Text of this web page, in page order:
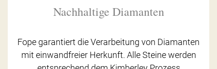
Nachhaltige Diamanten
Fope garantiert die Verarbeitung von Diamanten
mit einwandfreier Herkunft. Alle Steine werden